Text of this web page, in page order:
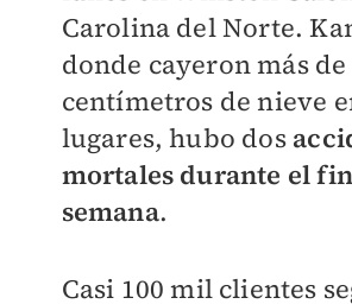
Carolina del Norte.
donde cayeron más de
centímetros de nieve
lugares, hubo dos
mortales durante el
semana.
Casi 100 mil clientes